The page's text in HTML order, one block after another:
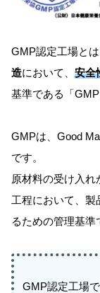
GMP認定工場とは
造において、 安全
基準である「
GMPは、Good
です。
原材料の受け入
工程において、製
るための管理基準
GMP認定工場